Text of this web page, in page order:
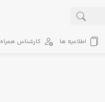
اطلاعیه ها کارشناس همراه